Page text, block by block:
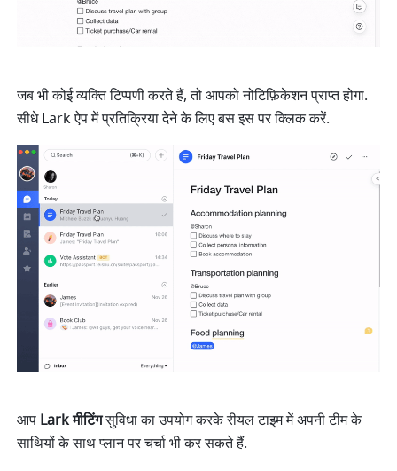
जब भी कोई व्यक्ति टिप्पणी करते हैं, तो आपको नोटिफ़िकेशन प्राप्त होगा.
सीधे Lark ऐप में प्रतिक्रिया देने के लिए बस इस पर क्लिक करें.
आप Lark मीटिंग सुविधा का उपयोग करके रीयल टाइम में अपनी टीम के
साथियों के साथ प्लान पर चर्चा भी कर सकते हैं.